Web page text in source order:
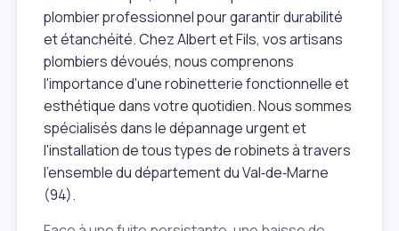
plombier professionnel pour garantir durabilité
et étanchéité. Chez Albert et Fils, vos artisans
plombiers dévoués, nous comprenons
l'importance d'une robinetterie fonctionnelle et
esthétique dans votre quotidien. Nous sommes
spécialisés dans le dépannage urgent et
l'installation de tous types de robinets à travers
l'ensemble du département du Val‑de‑Marne
(94).